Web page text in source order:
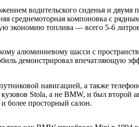
водительского сиденья и
среднемоторная компоновка с
экономию топлива — всего 5-6
алюминиевому шасси с
демонстрировал впечатляющую
навигацией, а также
Stola, а не BMW, и был
более просторный салон.